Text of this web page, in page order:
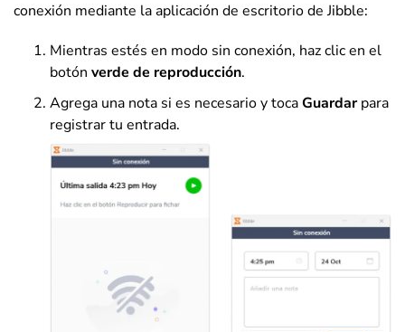
conexión mediante la aplicación de escritorio de Jibble:
Mientras estés en modo sin conexión, haz clic en el
botón verde de reproducción.
Agrega una nota si es necesario y tocaGuardarpara
registrar tu entrada.